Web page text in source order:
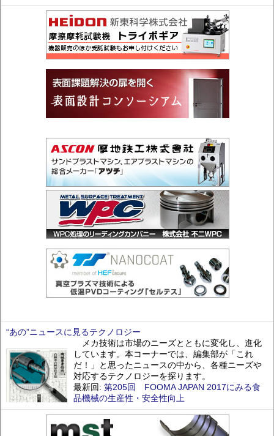
“あの”ニュースに見るテクノロジー
メカ技術は市場のニーズとともに変化し、進化
しています。本コーナーでは、編集部が「これ
だ！」と思ったニュースの中から、各種ニーズや
対応するテクノロジーを探ります。
最新回: 第205回 FOOMA JAPAN 2017にみる食
品機械の生産性・安全性向上